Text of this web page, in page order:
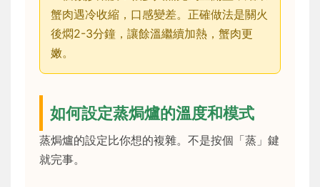
蟹肉遇冷收縮，口感變差。正確做法是關火
後燜2-3分鐘，讓餘溫繼續加熱，蟹肉更
嫩。
如何設定蒸焗爐的溫度和模式
蒸焗爐的設定比你想的複雜。不是按個「蒸」鍵
就完事。